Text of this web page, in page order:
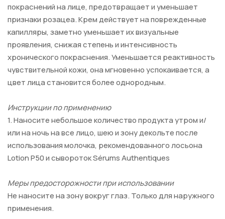
покраснений на лице, предотвращает и уменьшает
признаки розацеа. Крем действует на поврежденные
капилляры, заметно уменьшает их визуальные
проявления, снижая степень и интенсивность
хронического покраснения. Уменьшается реактивность
чувствительной кожи, она мгновенно успокаивается, а
цвет лица становится более однородным.
Инструкции по применению
1. Наносите небольшое количество продукта утром и/
или на ночь на все лицо, шею и зону декольте после
использования молочка, рекомендованного лосьона
Lotion P50 и сывороток Sérums Authentiques
Меры предосторожности при использовании
Не наносите на зону вокруг глаз. Только для наружного
применения.